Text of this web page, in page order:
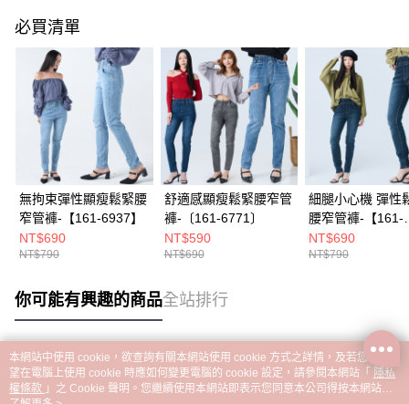
必買清單
無拘束彈性顯瘦鬆緊腰
窄管褲-【161-6937】
NT$690
NT$790
舒適感顯瘦鬆緊腰窄管
褲-〔161-6771〕
NT$590
NT$690
細腿小心機 彈性
腰窄管褲-【161-
6955】
NT$690
NT$790
你可能有興趣的商品全站排行
熱門標籤
本網站中使用 cookie，欲查詢有關本網站使用 cookie 方式之詳情，及若您不希
望在電腦上使用 cookie 時應如何變更電腦的 cookie 設定，請參閱本網站「 隱私
權條款 」之 Cookie 聲明。您繼續使用本網站即表示您同意本公司得按本網站使